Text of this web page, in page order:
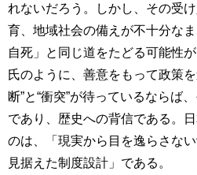
れないだろう。しかし、その受
育、地域社会の備えが不十分な
自死」と同じ道をたどる可能性
氏のように、善意をもって政策
断”と“衝突”が待っているならば
であり、歴史への背信である。
のは、「現実から目を逸らさな
見据えた制度設計」である。